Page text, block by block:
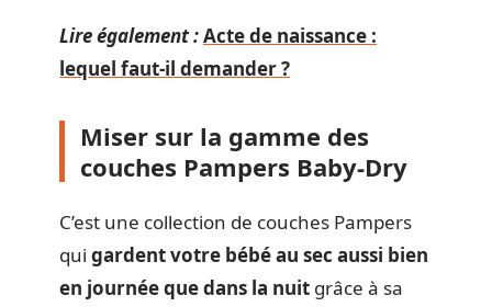
Lire également :Acte de naissance :
lequel faut-il demander ?
Miser sur la gamme des
couches Pampers Baby-Dry
C’est une collection de couches Pampers
qui gardent votre bébé au sec aussi bien
en journée que dans la nuit grâce à sa